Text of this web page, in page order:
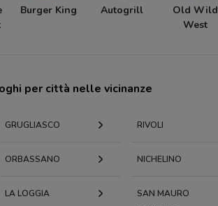
Burger King Autogrill
Old Wild
West
per città nelle vicinanze
GRUGLIASCO RIVOLI
ORBASSANO NICHELINO
LA LOGGIA
SAN MAURO